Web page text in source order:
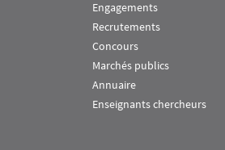
Engagements
Recrutements
Concours
Marchés publics
Annuaire
Enseignants chercheurs